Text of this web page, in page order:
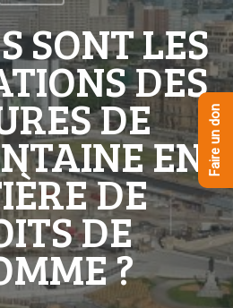
SONT LES
DES
DE
EN
DE
DE
?
Faire un don